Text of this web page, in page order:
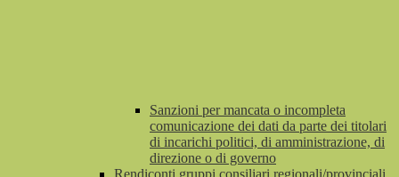
Sanzioni per mancata o incompleta
comunicazione dei dati da parte dei titolari
di incarichi politici, di amministrazione, di
direzione o di governo